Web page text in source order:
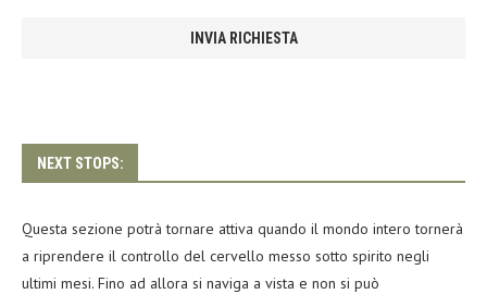
NEXT STOPS:
Questa sezione potrà tornare attiva quando il mondo intero tornerà
a riprendere il controllo del cervello messo sotto spirito negli
ultimi mesi. Fino ad allora si naviga a vista e non si può